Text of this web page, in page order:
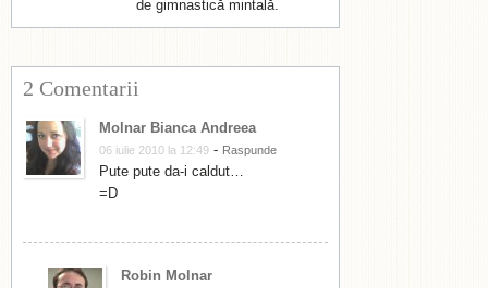
de gimnastică mintală.
2 Comentarii
Molnar Bianca Andreea
06 iulie 2010 la 12:49 - Raspunde
Pute pute da-i caldut…
=D
Robin Molnar